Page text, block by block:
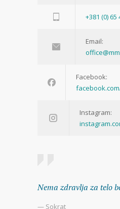
+381 (0) 65
Email:
Facebook:
Instagram:
Nema zdravlja za telo
— Sokrat